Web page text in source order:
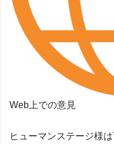
Web上での意見
ヒューマンステージ様